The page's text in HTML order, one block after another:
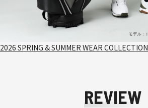
2026 SPRING & SUMMER WEAR COLLECTION
REVIEW